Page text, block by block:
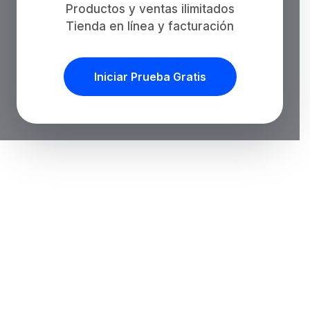
Productos y ventas ilimitados
Tienda en línea y facturación
Iniciar Prueba Gratis